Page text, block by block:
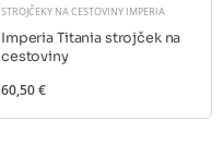
STROJČEKY NA CESTOVINY IMPERIA
Imperia Titania strojček na
cestoviny
60,50 €